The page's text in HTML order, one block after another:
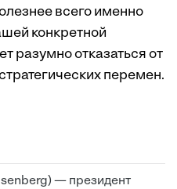
всего именно
конкретной
разумно отказаться от
перемен.
— президент